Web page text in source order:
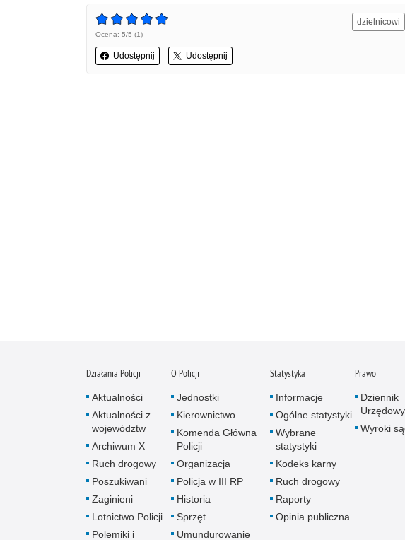
Ocena: 5/5 (1)
Udostępnij Udostępnij
dzielnicowi
Działania Policji
Aktualności
Aktualności z
województw
Archiwum X
Ruch drogowy
Poszukiwani
Zaginieni
Lotnictwo Policji
Polemiki i
O Policji
Jednostki
Kierownictwo
Komenda Główna
Policji
Organizacja
Policja w III RP
Historia
Sprzęt
Umundurowanie
Statystyka
Informacje
Ogólne statystyki
Wybrane
statystyki
Kodeks karny
Ruch drogowy
Raporty
Opinia publiczna
Prawo
Dziennik
Wyroki